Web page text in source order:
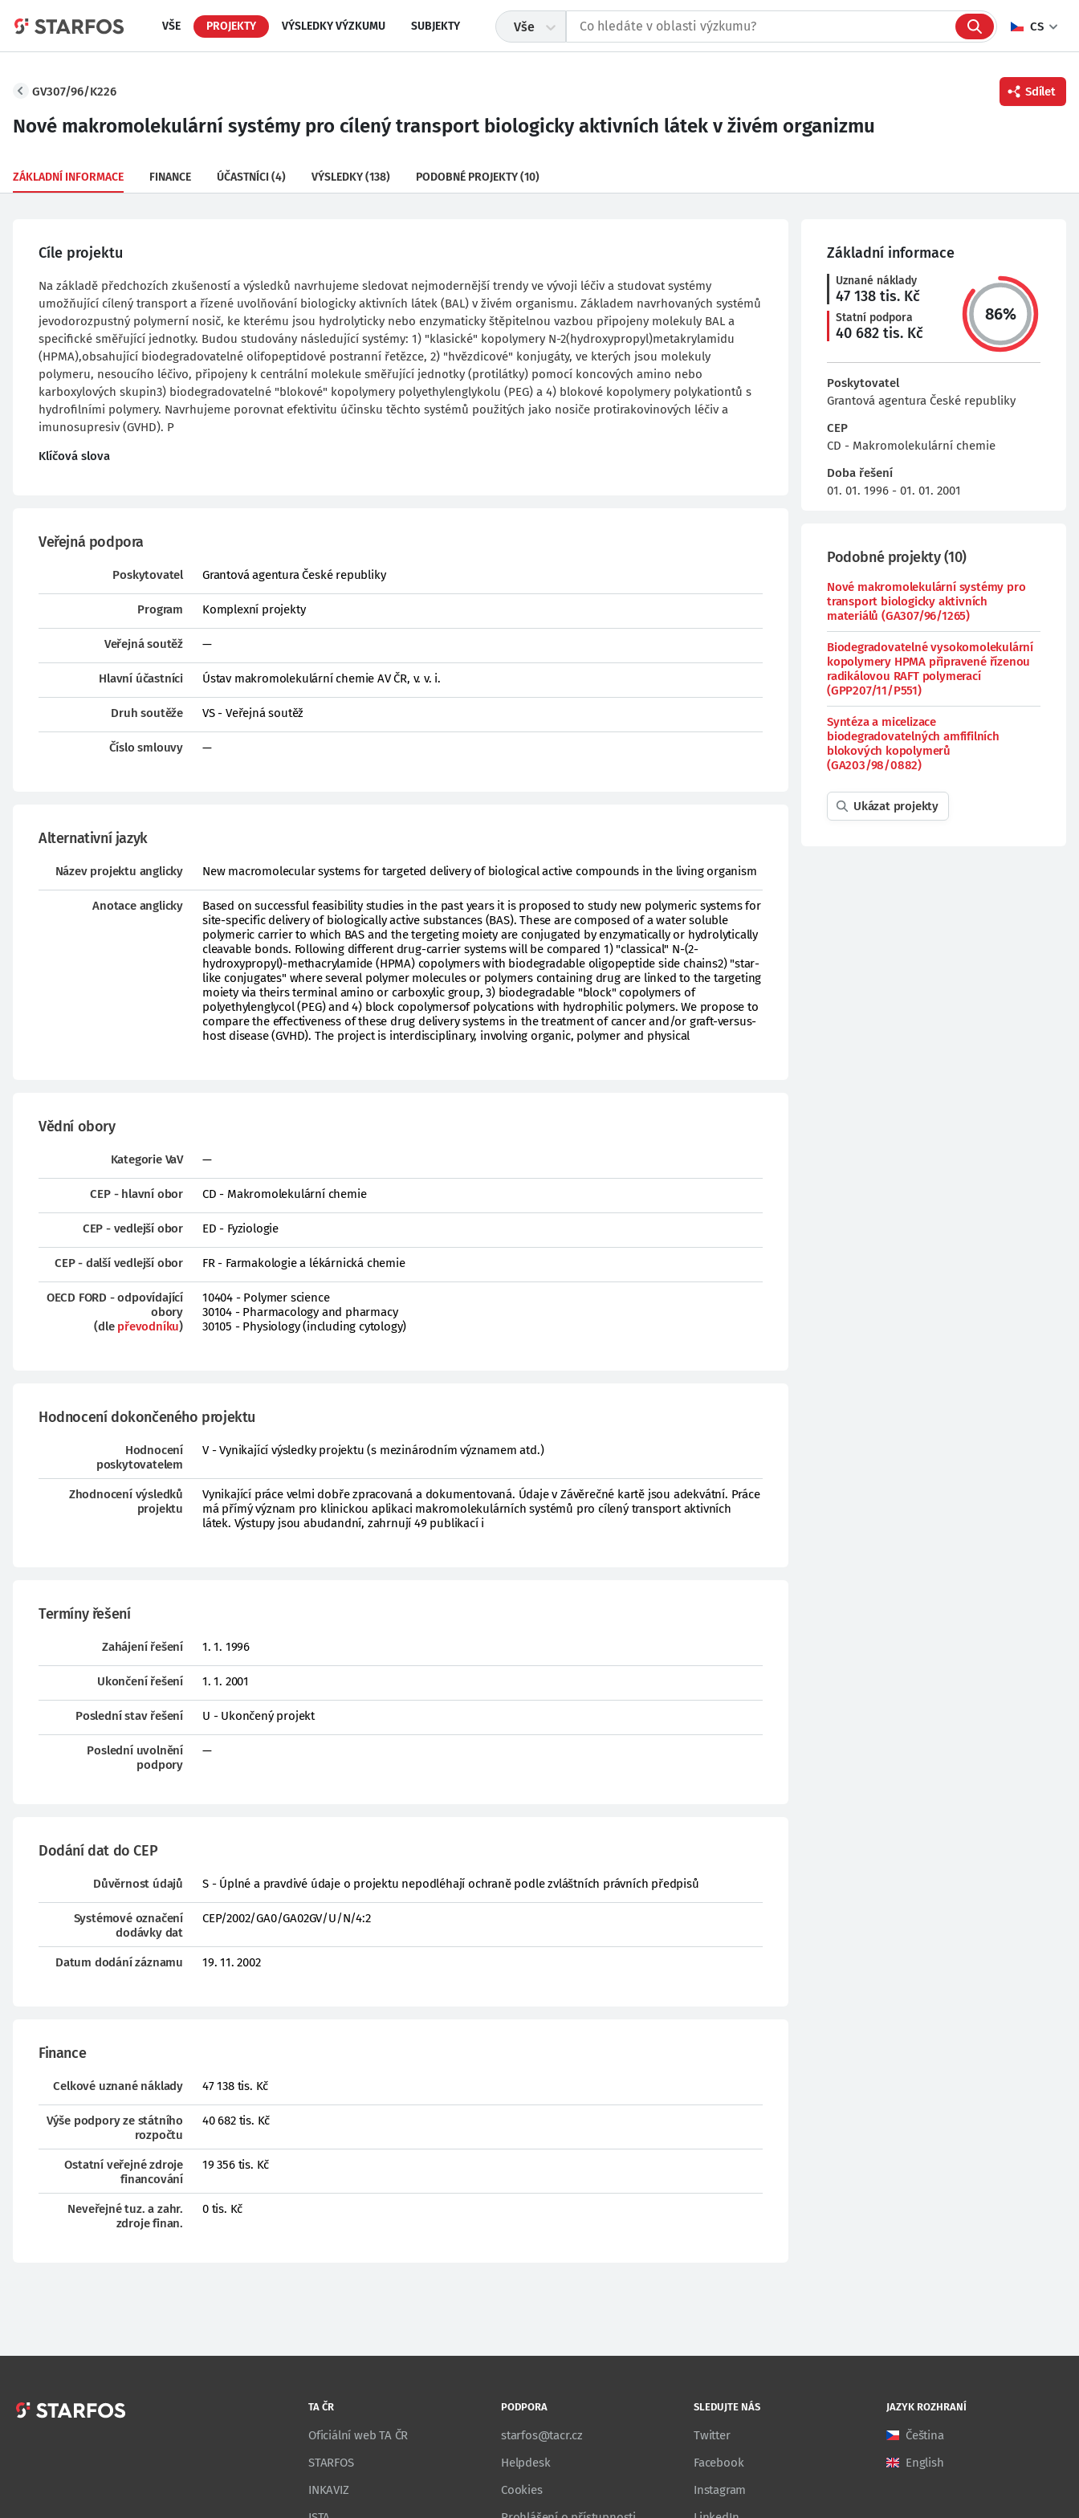
VŠE PROJEKTY VÝSLEDKY VÝZKUMU SUBJEKTY Vše CS
Twitter
GV307/96/K226 Sdílet
Nové makromolekulární systémy pro cílený transport biologicky aktivních látek v živém organizmu
ZÁKLADNÍ INFORMACE FINANCE ÚČASTNÍCI (4) VÝSLEDKY(138) PODOBNÉ PROJEKTY(10)
Cíle projektu
Na základě předchozích zkušeností a výsledků navrhujeme sledovat nejmodernější trendy ve vývoji léčiv a studovat systémy
umožňující cílený transport a řízené uvolňování biologicky aktivních látek (BAL) v živém organismu. Základem navrhovaných systémů
jevodorozpustný polymerní nosič, ke kterému jsou hydrolyticky nebo enzymaticky štěpitelnou vazbou připojeny molekuly BAL a
specifické směřující jednotky. Budou studovány následující systémy: 1) "klasické" kopolymery N-2(hydroxypropyl)metakrylamidu
(HPMA),obsahující biodegradovatelné olifopeptidové postranní řetězce, 2) "hvězdicové" konjugáty, ve kterých jsou molekuly
polymeru, nesoucího léčivo, připojeny k centrální molekule směřující jednotky (protilátky) pomocí koncových amino nebo
karboxylových skupin3) biodegradovatelné "blokové" kopolymery polyethylenglykolu (PEG) a 4) blokové kopolymery polykationtů s
hydrofilními polymery. Navrhujeme porovnat efektivitu účinsku těchto systémů použitých jako nosiče protirakovinových léčiv a
imunosupresiv (GVHD). P
Klíčová slova
Veřejná podpora
Poskytovatel Grantová agentura České republiky
Program Komplexní projekty
Veřejná soutěž —
Hlavní účastníci Ústav makromolekulární chemie AV ČR, v. v. i.
Druh soutěže VS - Veřejná soutěž
Číslo smlouvy —
Alternativní jazyk
Název projektu anglicky New macromolecular systems for targeted delivery of biological active compounds in the living organism
Anotace anglicky
Based on successful feasibility studies in the past years it is proposed to study new polymeric systems for
site-specific delivery of biologically active substances (BAS). These are composed of a water soluble
polymeric carrier to which BAS and the tergeting moiety are conjugated by enzymatically or hydrolytically
cleavable bonds. Following different drug-carrier systems will be compared 1) "classical" N-(2-
hydroxypropyl)-methacrylamide (HPMA) copolymers with biodegradable oligopeptide side chains2) "star-
like conjugates" where several polymer molecules or polymers containing drug are linked to the targeting
moiety via theirs terminal amino or carboxylic group, 3) biodegradable "block" copolymers of
polyethylenglycol (PEG) and 4) block copolymersof polycations with hydrophilic polymers. We propose to
compare the effectiveness of these drug delivery systems in the treatment of cancer and/or graft-versus-
host disease (GVHD). The project is interdisciplinary, involving organic, polymer and physical
Vědní obory
Kategorie VaV —
CEP - hlavní obor CD - Makromolekulární chemie
CEP - vedlejší obor ED - Fyziologie
CEP - další vedlejší obor FR - Farmakologie a lékárnická chemie
OECD FORD - odpovídající
obory
(dle převodníku)
10404 - Polymer science
30104 - Pharmacology and pharmacy
30105 - Physiology (including cytology)
Hodnocení dokončeného projektu
Hodnocení
poskytovatelem
V - Vynikající výsledky projektu (s mezinárodním významem atd.)
Zhodnocení výsledků
projektu
Vynikající práce velmi dobře zpracovaná a dokumentovaná. Údaje v Závěrečné kartě jsou adekvátní. Práce
má přímý význam pro klinickou aplikaci makromolekulárních systémů pro cílený transport aktivních
látek. Výstupy jsou abudandní, zahrnují 49 publikací i
Termíny řešení
Zahájení řešení 1. 1. 1996
Ukončení řešení 1. 1. 2001
Poslední stav řešení U - Ukončený projekt
Poslední uvolnění
podpory
—
Dodání dat do CEP
Důvěrnost údajů S - Úplné a pravdivé údaje o projektu nepodléhají ochraně podle zvláštních právních předpisů
Systémové označení
dodávky dat
CEP/2002/GA0/GA02GV/U/N/4:2
Datum dodání záznamu 19. 11. 2002
Finance
Celkové uznané náklady 47 138 tis. Kč
Výše podpory ze státního
rozpočtu
40 682 tis. Kč
Ostatní veřejné zdroje
financování
19 356 tis. Kč
Neveřejné tuz. a zahr.
zdroje finan.
0 tis. Kč
Základní informace
Uznané náklady
47 138 tis. Kč
Statní podpora
40 682 tis. Kč
86%
Poskytovatel
Grantová agentura České republiky
CEP
CD - Makromolekulární chemie
Doba řešení
01. 01. 1996 - 01. 01. 2001
Podobné projekty(10)
Nové makromolekulární systémy pro
transport biologicky aktivních
materiálů (GA307/96/1265)
Biodegradovatelné vysokomolekulární
kopolymery HPMA připravené řízenou
radikálovou RAFT polymerací
(GPP207/11/P551)
Syntéza a micelizace
biodegradovatelných amfifilních
blokových kopolymerů
(GA203/98/0882)
Ukázat projekty
TA ČR
Oficiální web TA ČR
STARFOS
INKAVIZ
PODPORA
starfos@tacr.cz
Helpdesk
Cookies
SLEDUJTE NÁS
Twitter
Facebook
Instagram
JAZYK ROZHRANÍ
Čeština
English